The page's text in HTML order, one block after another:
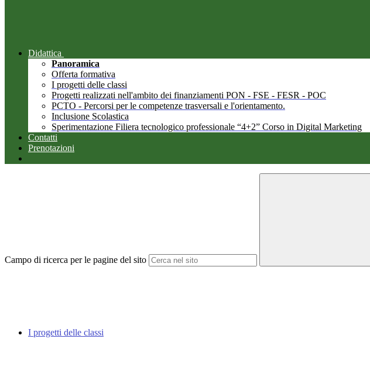
Didattica
Panoramica
Offerta formativa
I progetti delle classi
Progetti realizzati nell'ambito dei finanziamenti PON - FSE - FESR - POC
PCTO - Percorsi per le competenze trasversali e l'orientamento.
Inclusione Scolastica
Sperimentazione Filiera tecnologico professionale “4+2” Corso in Digital Marketing
Contatti
Prenotazioni
Campo di ricerca per le pagine del sito
I progetti delle classi